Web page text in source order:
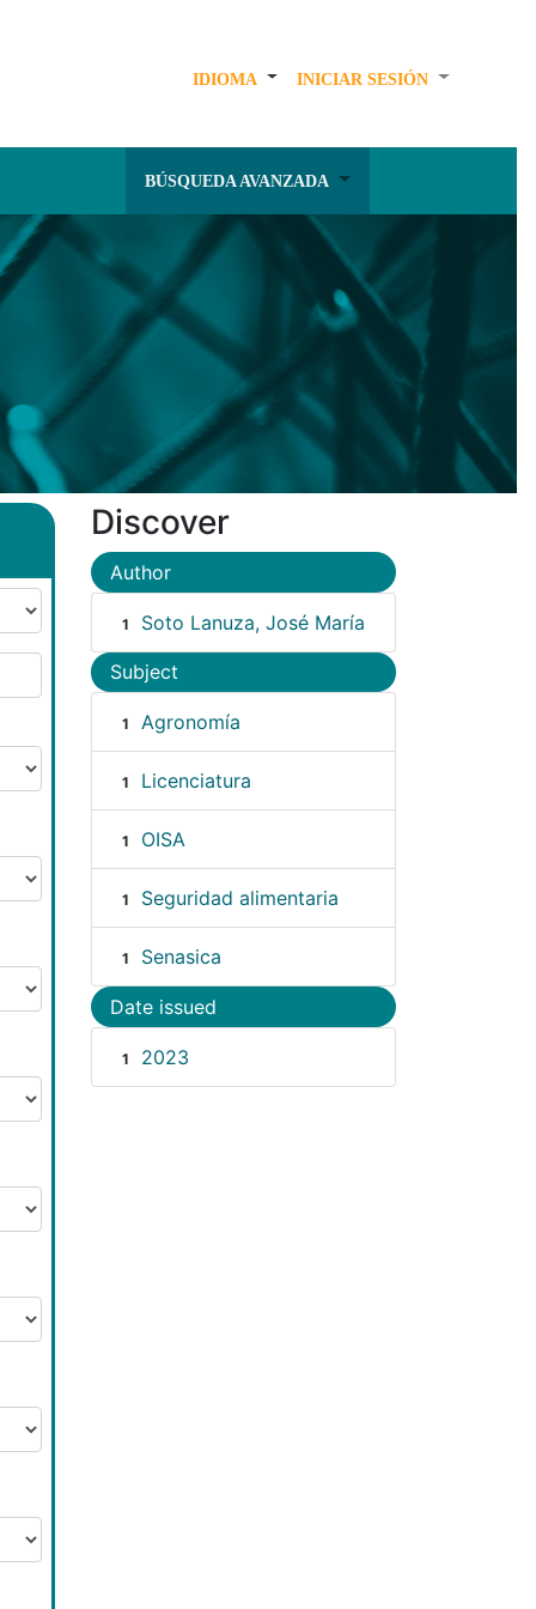
IDIOMA INICIAR SESIÓN
BÚSQUEDA AVANZADA
Discover
Author
1 Soto Lanuza, José María
Subject
1 Agronomía
1 Licenciatura
1 OISA
1 Seguridad alimentaria
1 Senasica
Date issued
1 2023